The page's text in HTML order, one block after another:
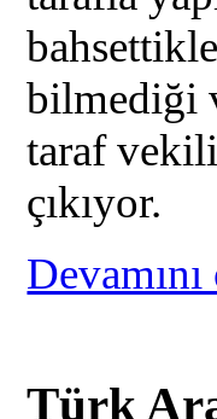
bilmediği
taraf
çıkıyor.
Türk